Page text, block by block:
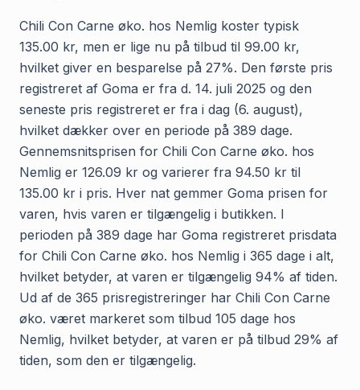
Chili Con Carne øko. hos Nemlig koster typisk
135.00 kr, men er lige nu på tilbud til 99.00 kr,
hvilket giver en besparelse på 27%. Den første pris
registreret af Goma er fra d. 14. juli 2025 og den
seneste pris registreret er fra i dag (6. august),
hvilket dækker over en periode på 389 dage.
Gennemsnitsprisen for Chili Con Carne øko. hos
Nemlig er 126.09 kr og varierer fra 94.50 kr til
135.00 kr i pris. Hver nat gemmer Goma prisen for
varen, hvis varen er tilgængelig i butikken. I
perioden på 389 dage har Goma registreret prisdata
for Chili Con Carne øko. hos Nemlig i 365 dage i alt,
hvilket betyder, at varen er tilgængelig 94% af tiden.
Ud af de 365 prisregistreringer har Chili Con Carne
øko. været markeret som tilbud 105 dage hos
Nemlig, hvilket betyder, at varen er på tilbud 29% af
tiden, som den er tilgængelig.